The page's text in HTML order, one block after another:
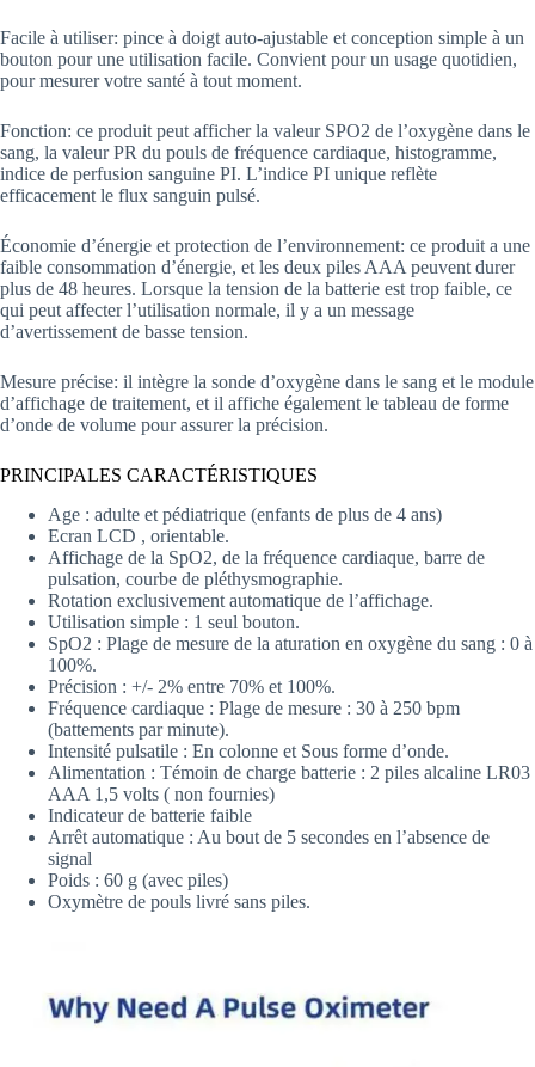
Facile à utiliser: pince à doigt auto-ajustable et conception simple à un
bouton pour une utilisation facile. Convient pour un usage quotidien,
pour mesurer votre santé à tout moment.
Fonction: ce produit peut afficher la valeur SPO2 de l’oxygène dans le
sang, la valeur PR du pouls de fréquence cardiaque, histogramme,
indice de perfusion sanguine PI. L’indice PI unique reflète
efficacement le flux sanguin pulsé.
Économie d’énergie et protection de l’environnement: ce produit a une
faible consommation d’énergie, et les deux piles AAA peuvent durer
plus de 48 heures. Lorsque la tension de la batterie est trop faible, ce
qui peut affecter l’utilisation normale, il y a un message
d’avertissement de basse tension.
Mesure précise: il intègre la sonde d’oxygène dans le sang et le module
d’affichage de traitement, et il affiche également le tableau de forme
d’onde de volume pour assurer la précision.
PRINCIPALES CARACTÉRISTIQUES
Age : adulte et pédiatrique (enfants de plus de 4 ans)
Ecran LCD , orientable.
Affichage de la SpO2, de la fréquence cardiaque, barre de
pulsation, courbe de pléthysmographie.
Rotation exclusivement automatique de l’affichage.
Utilisation simple : 1 seul bouton.
SpO2 : Plage de mesure de la aturation en oxygène du sang : 0 à
100%.
Précision : +/- 2% entre 70% et 100%.
Fréquence cardiaque : Plage de mesure : 30 à 250 bpm
(battements par minute).
Intensité pulsatile : En colonne et Sous forme d’onde.
Alimentation : Témoin de charge batterie : 2 piles alcaline LR03
AAA 1,5 volts ( non fournies)
Indicateur de batterie faible
Arrêt automatique : Au bout de 5 secondes en l’absence de
signal
Poids : 60 g (avec piles)
Oxymètre de pouls livré sans piles.